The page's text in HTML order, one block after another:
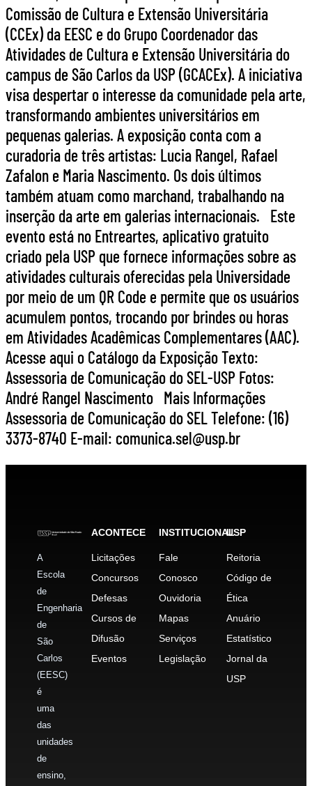
Comissão de Cultura e Extensão Universitária
(CCEx) da EESC e do Grupo Coordenador das
Atividades de Cultura e Extensão Universitária do
campus de São Carlos da USP (GCACEx). A iniciativa
visa despertar o interesse da comunidade pela arte,
transformando ambientes universitários em
pequenas galerias. A exposição conta com a
curadoria de três artistas: Lucia Rangel, Rafael
Zafalon e Maria Nascimento. Os dois últimos
também atuam como marchand, trabalhando na
inserção da arte em galerias internacionais. Este
evento está no Entreartes, aplicativo gratuito
criado pela USP que fornece informações sobre as
atividades culturais oferecidas pela Universidade
por meio de um QR Code e permite que os usuários
acumulem pontos, trocando por brindes ou horas
em Atividades Acadêmicas Complementares (AAC).
Acesse aqui o Catálogo da Exposição Texto:
Assessoria de Comunicação do SEL-USP Fotos:
André Rangel Nascimento Mais Informações
Assessoria de Comunicação do SEL Telefone: (16)
3373-8740 E-mail: comunica.sel@usp.br
A
Escola
de
Engenharia
de
São
Carlos
(EESC)
é
uma
das
unidades
de
ensino,
ACONTECE
Licitações
Concursos
Defesas
Cursos de
Difusão
Eventos
INSTITUCIONAL
Fale
Conosco
Ouvidoria
Mapas
Serviços
Legislação
USP
Reitoria
Código de
Ética
Anuário
Estatístico
Jornal da
USP